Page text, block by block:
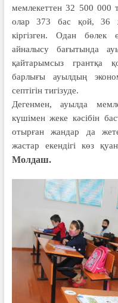
мемлекет­тен 32 500 000
олар 373 бас қой, 36
кіргізген. Одан бөлек
айналысу бағытында
қайтарымсыз грантқа
барлығы ауылдың
септігін тигізуде.
Дегенмен, ауылда
күшімен жеке кәсібін
отырған жандар да
жастар екендігі көз
Молдаш.